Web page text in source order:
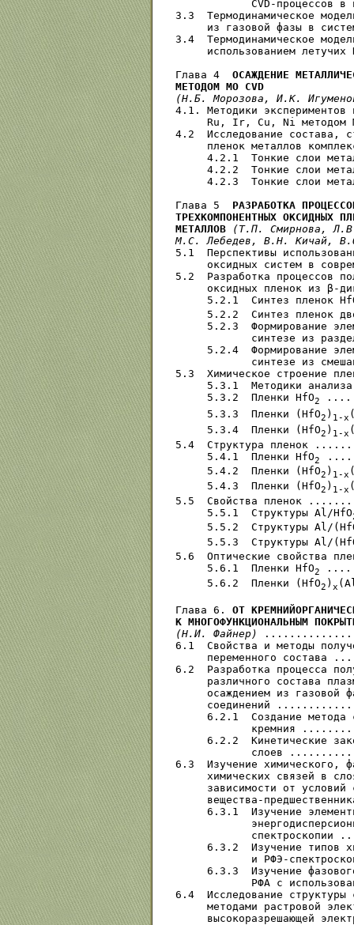
CVD-процессов в
3.3  Термодинамическое
из газовой фазы в
3.4  Термодинамическое
использованием летучих
Глава 4 ОСАЖДЕНИЕ
МЕТОДОМ МО CVD
(Н.Б. Морозова, И.К.
4.1. Методики экспериментов
Ru, Ir, Сu, Ni методом
4.2  Исследование состава,
пленок металлов
4.2.1  Тонкие слои
4.2.2  Тонкие слои
4.2.3  Тонкие слои
Глава 5 РАЗРАБОТКА
ТРЕХКОМПОНЕНТНЫХ ОКСИДНЫХ
МЕТАЛЛОВ
(Т.П. Смирнова,
М.С. Лебедев, В.Н. Кичай,
5.1  Перспективы
оксидных систем в
5.2  Разработка процессов
оксидных пленок из β-
5.2.1  Синтез пленок
5.2.2  Синтез пленок
5.2.3  Формирование
синтезе из
5.2.4  Формирование
синтезе из
5.3  Химическое
5.3.1  Методики
     5.3.2  Пленки НfО
2
     5.3.3  Пленки (HfO
2 ) 1-x
     5.3.4  Пленки (HfO
2 ) 1-x
5.4  Структура
     5.4.1  Пленки НfО
2
     5.4.2  Пленки (HfO
2 ) 1-x
     5.4.3  Пленки (HfO
2 ) 1-x
5.5  Свойства
     5.5.1  Структуры Al/НfО
5.5.2  Структуры Al/
5.5.3  Структуры Al/
5.6  Оптические
     5.6.1  Пленки НfО
2
     5.6.2  Пленки (HfO
2 ) x
Глава 6. ОТ
К МНОГОФУНКЦИОНАЛЬНЫМ
(Н.И. Файнер)
6.1  Свойства и методы
переменного состава
6.2  Разработка процесса
различного состава
осаждением из газовой
соединений
6.2.1  Создание метода
кремния
6.2.2  Кинетические
слоев
6.3  Изучение химического,
химических связей в
зависимости от условий
вещества-
6.3.1  Изучение
спектроскопии
6.3.2  Изучение типов
и РФЭ-
6.3.3  Изучение
РФА с
6.4  Исследование структуры
методами растровой
высокоразрешающей